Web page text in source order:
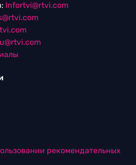
Infortvi@rtvi.com
рекомендательных